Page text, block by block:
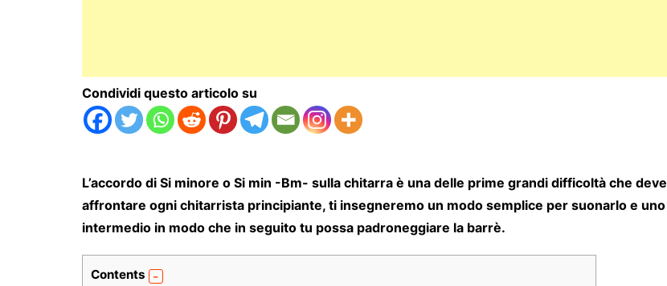
Condividi questo articolo su
L’accordo di Si minore o Si min -Bm- sulla chitarra è una delle prime grandi difficoltà che deve
affrontare ogni chitarrista principiante, ti insegneremo un modo semplice per suonarlo e uno
intermedio in modo che in seguito tu possa padroneggiare la barrè.
Contents